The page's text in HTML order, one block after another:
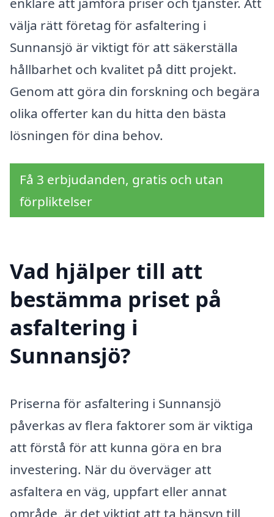
välja rätt företag för asfaltering i
Sunnansjö är viktigt för att säkerställa
hållbarhet och kvalitet på ditt projekt.
Genom att göra din forskning och begära
olika offerter kan du hitta den bästa
lösningen för dina behov.
Få 3 erbjudanden, gratis och utan
förpliktelser
Vad hjälper till att
bestämma priset på
asfaltering i
Sunnansjö?
Priserna för asfaltering i Sunnansjö
påverkas av flera faktorer som är viktiga
att förstå för att kunna göra en bra
investering. När du överväger att
asfaltera en väg, uppfart eller annat
område, är det viktigt att ta hänsyn till